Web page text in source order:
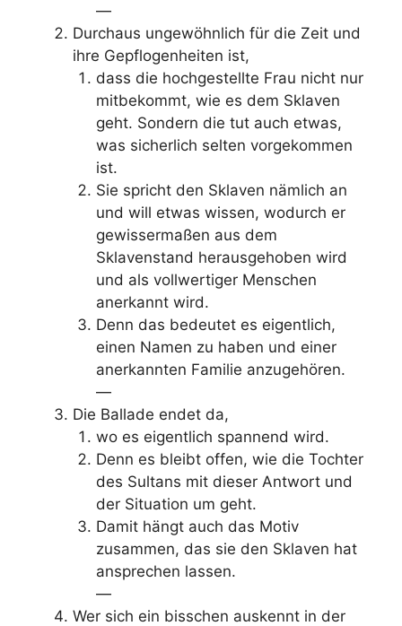
—
Durchaus ungewöhnlich für die Zeit und
ihre Gepflogenheiten ist,
dass die hochgestellte Frau nicht nur
mitbekommt, wie es dem Sklaven
geht. Sondern die tut auch etwas,
was sicherlich selten vorgekommen
ist.
Sie spricht den Sklaven nämlich an
und will etwas wissen, wodurch er
gewissermaßen aus dem
Sklavenstand herausgehoben wird
und als vollwertiger Menschen
anerkannt wird.
Denn das bedeutet es eigentlich,
einen Namen zu haben und einer
anerkannten Familie anzugehören.
—
Die Ballade endet da,
wo es eigentlich spannend wird.
Denn es bleibt offen, wie die Tochter
des Sultans mit dieser Antwort und
der Situation um geht.
Damit hängt auch das Motiv
zusammen, das sie den Sklaven hat
ansprechen lassen.
—
Wer sich ein bisschen auskennt in der